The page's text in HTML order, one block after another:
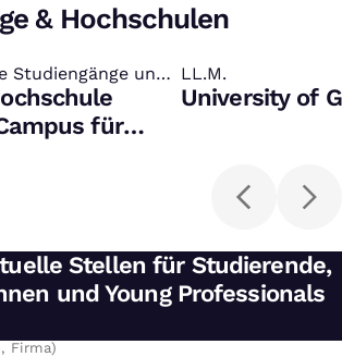
& Hochschulen
Studiengänge und
für
LL.M.
:
University of
Stellen für Studierende,
und Young Professionals
Firma)